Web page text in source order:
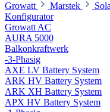
Growatt Marstek
Konfigurator
Growatt AC
AURA 5000
Balkonkraftwerk
-3-Phasig
AXE LV Battery System
ARK HV Battery System
ARK XH Battery System
APX HV Battery System